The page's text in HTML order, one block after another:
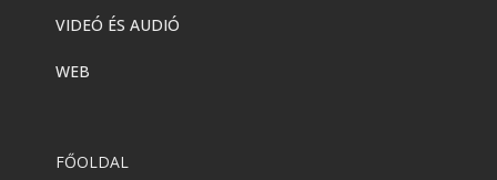
VIDEÓ ÉS AUDIÓ
WEB
FŐOLDAL